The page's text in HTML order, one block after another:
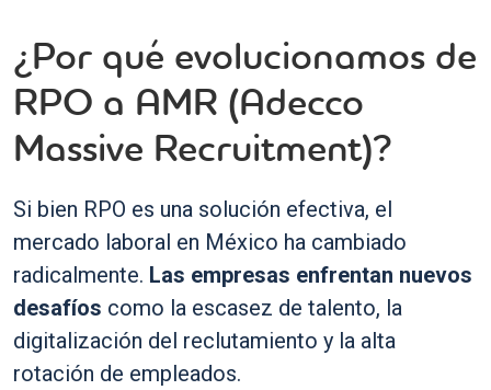
¿Por qué evolucionamos de
RPO a AMR (Adecco
Massive Recruitment)?
Si bien RPO es una solución efectiva, el
mercado laboral en México ha cambiado
radicalmente. Las empresas enfrentan nuevos
desafíos como la escasez de talento, la
digitalización del reclutamiento y la alta
rotación de empleados.